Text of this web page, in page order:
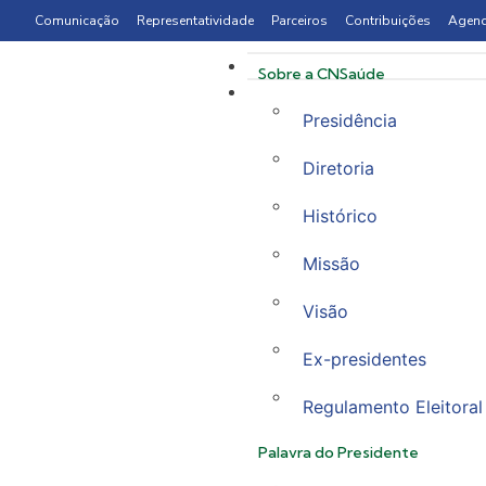
Comunicação Representatividade Parceiros Contribuições
Sobre a CNSaúde
Presidência
Diretoria
Histórico
Missão
Visão
Ex-presidentes
Regulamento Eleitoral
Palavra do Presidente